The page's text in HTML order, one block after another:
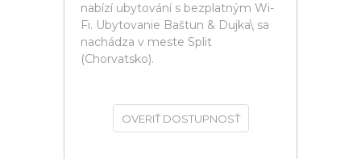
nabízí ubytování s bezplatným Wi-
Fi. Ubytovanie Baštun & Dujka\ sa
nachádza v meste Split
(Chorvatsko).
OVERIŤ DOSTUPNOSŤ